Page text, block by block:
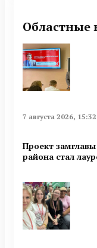
Областные
7 августа 2026, 15:32
Проект
района стал